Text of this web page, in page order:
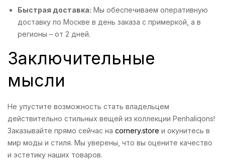
Быстрая доставка: Мы обеспечиваем оперативную
доставку по Москве в день заказа с примеркой, а в
регионы – от 2 дней.
Заключительные
мысли
Не упустите возможность стать владельцем
действительно стильных вещей из коллекции Penhaliqons!
Заказывайте прямо сейчас на cornery.store и окунитесь в
мир моды и стиля. Мы уверены, что вы оцените качество
и эстетику наших товаров.